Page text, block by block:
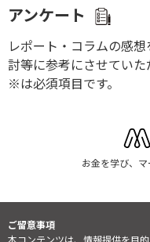
アンケート
レポート・コラムの感
討等に参考にさせていた
※は必須項目です。
お金を学び、
ご留意事項